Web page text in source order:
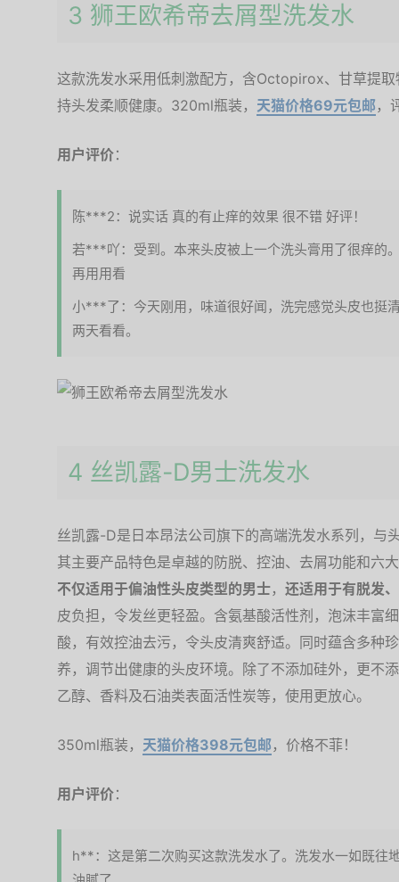
3 狮王欧希帝去屑型洗发水
这款洗发水采用低刺激配方，含Octopirox、甘草提
持头发柔顺健康。320ml瓶装， 天猫价格69元包邮 ，
用户评价：
陈***2：说实话 真的有止痒的效果 很不错 好评！
若***吖：受到。本来头皮被上一个洗头膏用了很痒的
再用用看
小***了：今天刚用，味道很好闻，洗完感觉头皮也挺
两天看看。
4 丝凯露-D男士洗发水
丝凯露-D是日本昂法公司旗下的高端洗发水系列，与
其主要产品特色是卓越的防脱、控油、去屑功能和六
不仅适用于偏油性头皮类型的男士， 还适用于有脱发
皮负担，令发丝更轻盈。含氨基酸活性剂，泡沫丰富
酸，有效控油去污，令头皮清爽舒适。同时蕴含多种
养，调节出健康的头皮环境。除了不添加硅外，更不
乙醇、香料及石油类表面活性炭等，使用更放心。
350ml瓶装， 天猫价格398元包邮 ，价格不菲！
用户评价：
h**：这是第二次购买这款洗发水了。洗发水一如既往